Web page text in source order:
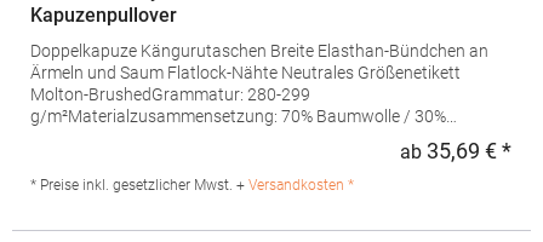
Kapuzenpullover
Doppelkapuze Kängurutaschen Breite Elasthan-Bündchen an
Ärmeln und Saum Flatlock-Nähte Neutrales Größenetikett
Molton-BrushedGrammatur: 280-299
g/m²Materialzusammensetzung: 70% Baumwolle / 30%
Heather Grey: 62% Baumwolle / 33% Polyester / 5%
Viskose)Angaben zur Produktsicherheit: Herst.-Nr.:
ab 35,69 € *
* Preise inkl. gesetzlicher Mwst. + Versandkosten *